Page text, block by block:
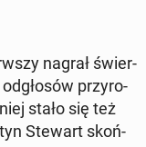
nagrał świer­
przy­ro­
stało się też
Stewart skoń­